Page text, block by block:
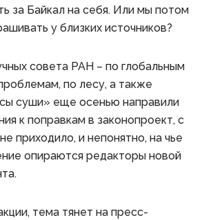
за Байкал на себя. Или мы потом
у близких источников?
совета РАН – по глобальным
по лесу, а также
суши» еще осенью направили
к поправкам в законопроект, с
приходило, и непонятно, на чье
опираются редакторы новой
тема тянет на пресс-